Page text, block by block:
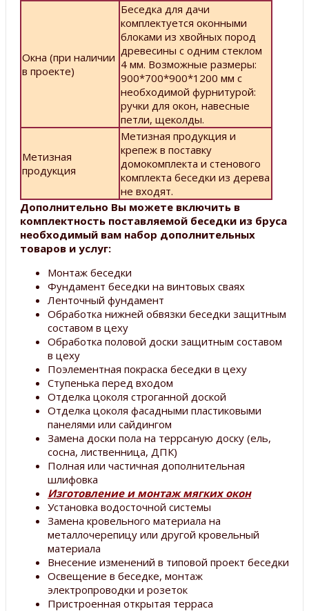
Окна (при наличии
в проекте)
Беседка для дачи
комплектуется оконными
блоками из хвойных пород
древесины с одним стеклом
4 мм. Возможные размеры:
900*700*900*1200 мм с
необходимой фурнитурой:
ручки для окон, навесные
петли, щеколды.
Метизная
продукция
Метизная продукция и
крепеж в поставку
домокомплекта и стенового
комплекта беседки из дерева
не входят.
Дополнительно Вы можете включить в
комплектность поставляемой беседки из бруса
необходимый вам набор дополнительных
товаров и услуг:
Монтаж беседки
Фундамент беседки на винтовых сваях
Ленточный фундамент
Обработка нижней обвязки беседки защитным
составом в цеху
Обработка половой доски защитным составом
в цеху
Поэлементная покраска беседки в цеху
Ступенька перед входом
Отделка цоколя строганной доской
Отделка цоколя фасадными пластиковыми
панелями или сайдингом
Замена доски пола на террсаную доску (ель,
сосна, лиственница, ДПК)
Полная или частичная дополнительная
шлифовка
Изготовление и монтаж мягких окон
Установка водосточной системы
Замена кровельного материала на
металлочерепицу или другой кровельный
материала
Внесение изменений в типовой проект беседки
Освещение в беседке, монтаж
электропроводки и розеток
Пристроенная открытая терраса